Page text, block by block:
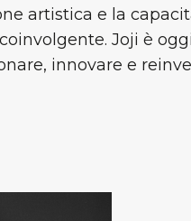
artistica e la
Joji è
innovare e